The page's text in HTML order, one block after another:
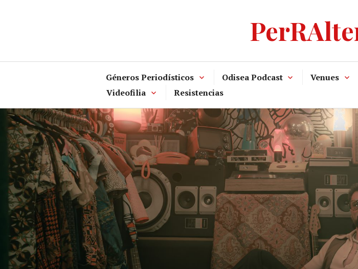
Géneros Periodísticos Odisea Podcast Venues
Videofilia
Resistencias